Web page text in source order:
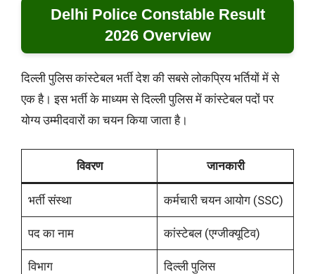
Delhi Police Constable Result
2026 Overview
दिल्ली पुलिस कांस्टेबल भर्ती देश की सबसे लोकप्रिय भर्तियों में से
एक है। इस भर्ती के माध्यम से दिल्ली पुलिस में कांस्टेबल पदों पर
योग्य उम्मीदवारों का चयन किया जाता है।
विवरण जानकारी
भर्ती संस्था कर्मचारी चयन आयोग (SSC)
पद का नाम कांस्टेबल (एग्जीक्यूटिव)
विभाग दिल्ली पुलिस